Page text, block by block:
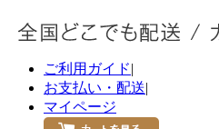
ご利用ガイド|
お支払い・配送|
マイページ